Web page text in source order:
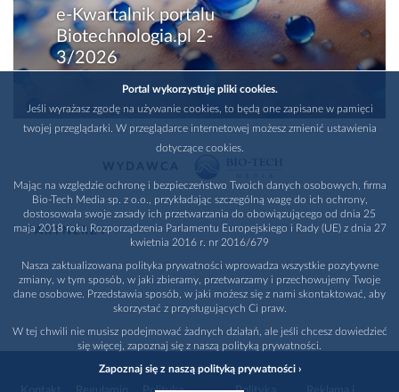
e-Kwartalnik portalu
Biotechnologia.pl 2-
3/2026
PARTNERZY
Portal wykorzystuje pliki cookies.
Jeśli wyrażasz zgodę na używanie cookies, to będą one zapisane w pamięci
twojej przeglądarki. W przeglądarce internetowej możesz zmienić ustawienia
dotyczące cookies.
Mając na względzie ochronę i bezpieczeństwo Twoich danych osobowych, firma
Bio-Tech Media sp. z o.o., przykładając szczególną wagę do ich ochrony,
dostosowała swoje zasady ich przetwarzania do obowiązującego od dnia 25
maja 2018 roku Rozporządzenia Parlamentu Europejskiego i Rady (UE) z dnia 27
kwietnia 2016 r. nr 2016/679
Nasza zaktualizowana polityka prywatności wprowadza wszystkie pozytywne
zmiany, w tym sposób, w jaki zbieramy, przetwarzamy i przechowujemy Twoje
dane osobowe. Przedstawia sposób, w jaki możesz się z nami skontaktować, aby
skorzystać z przysługujących Ci praw.
W tej chwili nie musisz podejmować żadnych działań, ale jeśli chcesz dowiedzieć
się więcej, zapoznaj się z naszą polityką prywatności.
Zapoznaj się z naszą polityką prywatności ›